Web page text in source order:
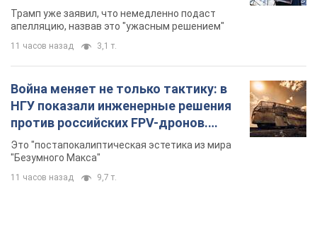
бального зала стоимостью 400 млн
долларов
Трамп уже заявил, что немедленно подаст
апелляцию, назвав это "ужасным решением"
11 часов назад 3,1 т.
Война меняет не только тактику: в
НГУ показали инженерные решения
против российских FPV-дронов.
Фото
Это "постапокалиптическая эстетика из мира
"Безумного Макса"
11 часов назад 9,7 т.